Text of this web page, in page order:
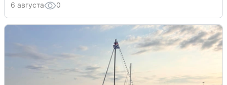
6 августа 0